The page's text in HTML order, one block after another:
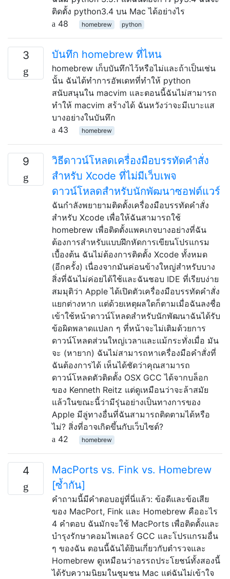
ติดตั้ง python3.4 บน Mac ได้อย่างไร
48
homebrew python
3 บันทึก homebrew ที่ไหน
homebrew เก็บบันทึกไว้หรือไม่และถ้าเป็นเช่น
นั้น ฉันได้ทำการอัพเดทที่ทำให้ python
สนับสนุนใน macvim และตอนนี้ฉันไม่สามารถ
ทำให้ macvim สร้างได้ ฉันหวังว่าจะมีเบาะแส
บางอย่างในบันทึก
43
homebrew
9
วิธีดาวน์โหลดเครื่องมือบรรทัดคำสั่ง
สำหรับ Xcode ที่ไม่มีเว็บเพจ
ดาวน์โหลดสำหรับนักพัฒนาซอฟต์แวร์
ฉันกำลังพยายามติดตั้งเครื่องมือบรรทัดคำสั่ง
สำหรับ Xcode เพื่อให้ฉันสามารถใช้
homebrew เพื่อติดตั้งแพคเกจบางอย่างที่ฉัน
ต้องการสำหรับแบบฝึกหัดการเขียนโปรแกรม
เบื้องต้น ฉันไม่ต้องการติดตั้ง Xcode ทั้งหมด
(อีกครั้ง) เนื่องจากมันค่อนข้างใหญ่สำหรับบาง
สิ่งที่ฉันไม่ค่อยได้ใช้และฉันชอบ IDE ที่เรียบง่าย
สมมุติว่า Apple ได้เปิดตัวเครื่องมือบรรทัดคำสั่ง
แยกต่างหาก แต่ด้วยเหตุผลใดก็ตามเมื่อฉันลงชื่อ
เข้าใช้หน้าดาวน์โหลดสำหรับนักพัฒนาฉันได้รับ
ข้อผิดพลาดแปลก ๆ ที่หน้าจะไม่เติมด้วยการ
ดาวน์โหลดส่วนใหญ่เวลาและแม้กระทั่งเมื่อ มัน
จะ (หายาก) ฉันไม่สามารถหาเครื่องมือคำสั่งที่
ฉันต้องการได้ เห็นได้ชัดว่าคุณสามารถ
ดาวน์โหลดตัวติดตั้ง OSX GCC ได้จากบล็อก
ของ Kenneth Reitz แต่ดูเหมือนว่าจะล้าสมัย
แล้วในขณะนี้ว่ามีรุ่นอย่างเป็นทางการของ
Apple มีลู่ทางอื่นที่ฉันสามารถติดตามได้หรือ
ไม่? สิ่งที่อาจเกิดขึ้นกับเว็บไซต์?
42
homebrew
4
MacPorts vs. Fink vs. Homebrew
[ซ้ำกัน]
คำถามนี้มีคำตอบอยู่ที่นี่แล้ว: ข้อดีและข้อเสีย
ของ MacPort, Fink และ Homebrew คืออะไร
4 คำตอบ ฉันมักจะใช้ MacPorts เพื่อติดตั้งและ
บำรุงรักษาคอมไพเลอร์ GCC และโปรแกรมอื่น
ๆ ของฉัน ตอนนี้ฉันได้ยินเกี่ยวกับตำรวจและ
Homebrew ดูเหมือนว่าอรรถประโยชน์ทั้งสองนี้
ได้รับความนิยมในชุมชน Mac แต่ฉันไม่เข้าใจ